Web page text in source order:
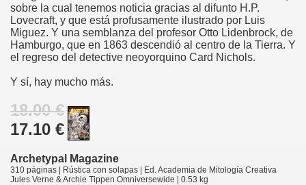
sobre la cual tenemos noticia gracias al difunto H.P.
Lovecraft, y que está profusamente ilustrado por Luis
Miguez. Y una semblanza del profesor Otto Lidenbrock, de
Hamburgo, que en 1863 descendió al centro de la Tierra. Y
el regreso del detective neoyorquino Card Nichols.
Y sí, hay mucho más.
18.00 €
17.10 €
Archetypal Magazine
310 páginas | Rústica con solapas | Ed. Academia de Mitología Creativa
Jules Verne & Archie Tippen Omniversewide | 0.53 kg